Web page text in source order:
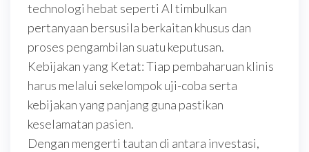
technologi hebat seperti AI timbulkan
pertanyaan bersusila berkaitan khusus dan
proses pengambilan suatu keputusan.
Kebijakan yang Ketat: Tiap pembaharuan klinis
harus melalui sekelompok uji-coba serta
kebijakan yang panjang guna pastikan
keselamatan pasien.
Dengan mengerti tautan di antara investasi,